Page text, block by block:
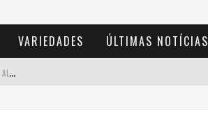
VARIEDADES ÚLTIMAS NOTÍCIAS
W
ETZ BEVERAGES APOSTA NO “PREMIUM ACESSÍVEL” PARA DEMOCRATIZAR A ALTA COQUETELARIA COM GARRAFAS DE 1 LITRO